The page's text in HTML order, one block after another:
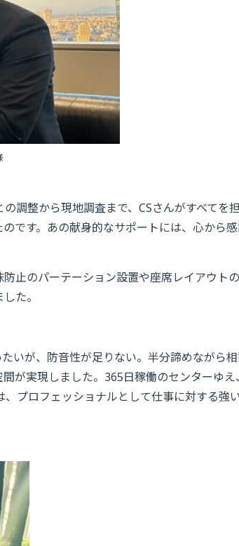
調整から現地調査まで、CSさんがすべてを
です。あの献身的なサポートには、心から
止のパーテーション設置や座席レイアウトの
た。
いが、防音性が足りない。半分諦めながら
が実現しました。365日稼働のセンターゆえ
プロフェッショナルとして仕事に対する強